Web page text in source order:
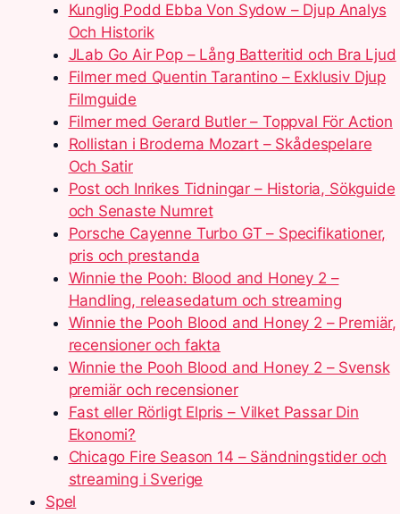
Kunglig Podd Ebba Von Sydow – Djup Analys
Och Historik
JLab Go Air Pop – Lång Batteritid och Bra Ljud
Filmer med Quentin Tarantino – Exklusiv Djup
Filmguide
Filmer med Gerard Butler – Toppval För Action
Rollistan i Broderna Mozart – Skådespelare
Och Satir
Post och Inrikes Tidningar – Historia, Sökguide
och Senaste Numret
Porsche Cayenne Turbo GT – Specifikationer,
pris och prestanda
Winnie the Pooh: Blood and Honey 2 –
Handling, releasedatum och streaming
Winnie the Pooh Blood and Honey 2 – Premiär,
recensioner och fakta
Winnie the Pooh Blood and Honey 2 – Svensk
premiär och recensioner
Fast eller Rörligt Elpris – Vilket Passar Din
Ekonomi?
Chicago Fire Season 14 – Sändningstider och
streaming i Sverige
Spel